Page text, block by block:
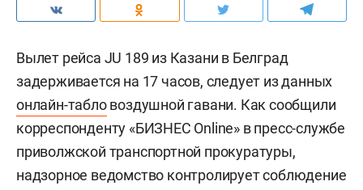
Вылет рейса JU 189 из Казани в Белград
задерживается на 17 часов, следует из данных
онлайн-табловоздушной гавани. Как сообщили
корреспонденту «БИЗНЕС Online» в пресс-службе
приволжской транспортной прокуратуры,
надзорное ведомство контролирует соблюдение